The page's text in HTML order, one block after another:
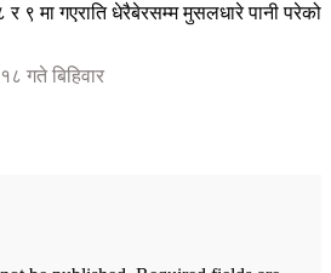
९ मा गएराति धेरैबेरसम्म मुसलधारे पानी परेको
गते बिहिवार